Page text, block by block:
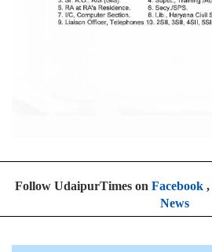
Follow UdaipurTimes on Facebook,
News